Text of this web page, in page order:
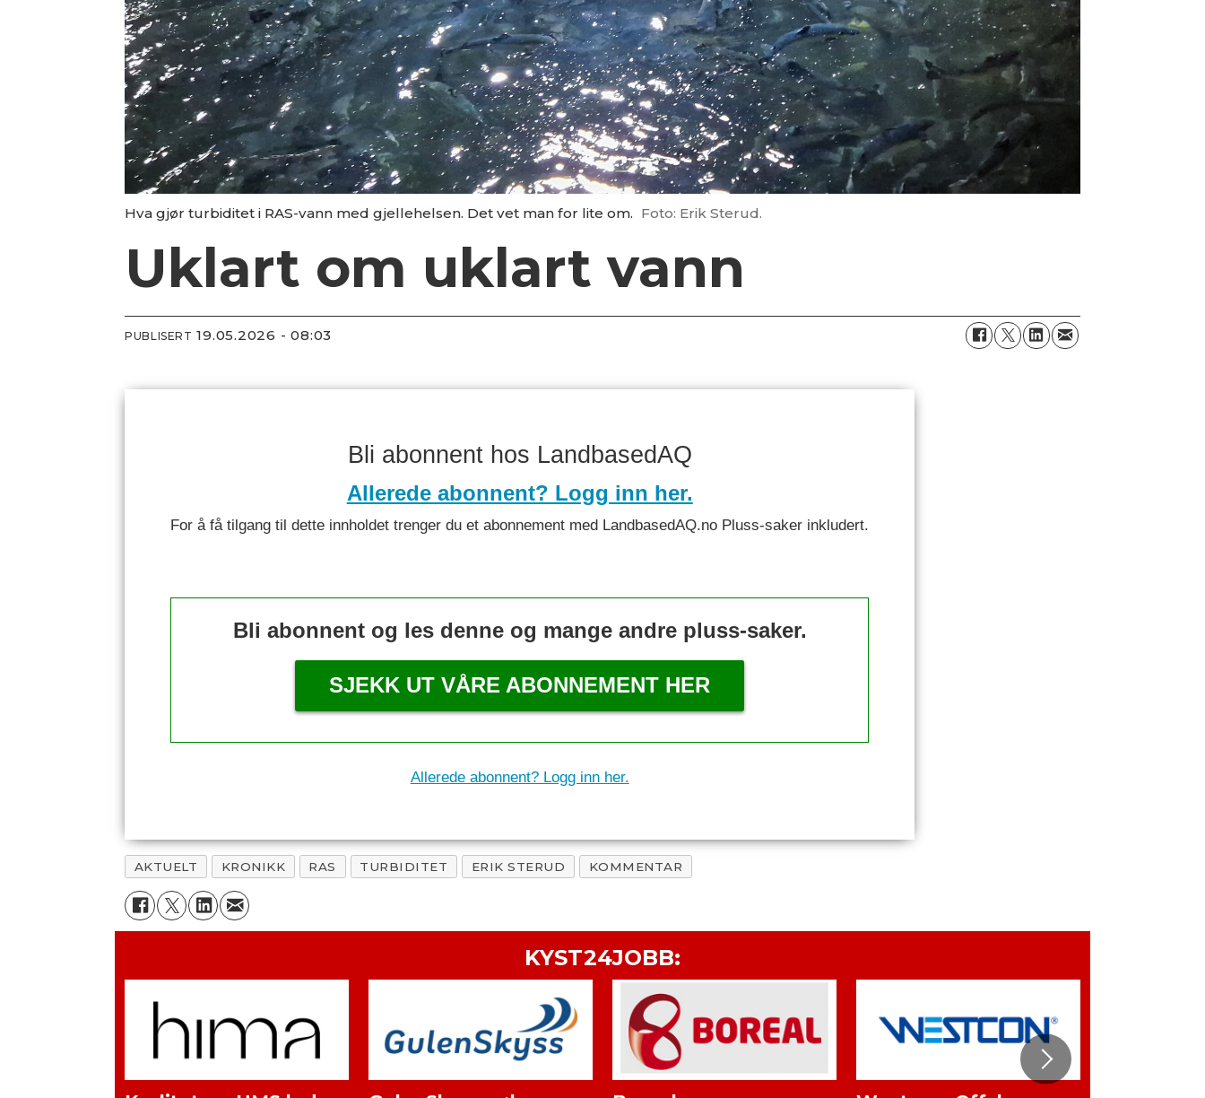
Hva gjør turbiditet i RAS-vann med gjellehelsen. Det vet man for lite om. Foto: Erik Sterud.
Uklart om uklart vann
PUBLISERT 19.05.2026 - 08:03
Bli abonnent hos LandbasedAQ
Allerede abonnent? Logg inn her.
For å få tilgang til dette innholdet trenger du et abonnement med LandbasedAQ.no Pluss-saker inkludert.
Bli abonnent og les denne og mange andre pluss-saker.
SJEKK UT VÅRE ABONNEMENT HER
Allerede abonnent? Logg inn her.
AKTUELT KRONIKK RAS TURBIDITET ERIK STERUD KOMMENTAR
KYST24JOBB: